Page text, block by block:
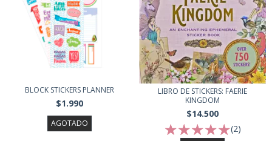
BLOCK STICKERS PLANNER
$1.990
AGOTADO
LIBRO DE STICKERS: FAERIE
KINGDOM
$14.500
(2)